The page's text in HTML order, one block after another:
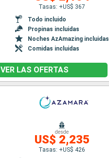
Tasas: +US$ 367
Todo incluido
Propinas incluidas
Noches AzAmazing incluidas
Comidas incluidas
VER LAS OFERTAS
desde
US$ 2,235
Tasas: +US$ 426